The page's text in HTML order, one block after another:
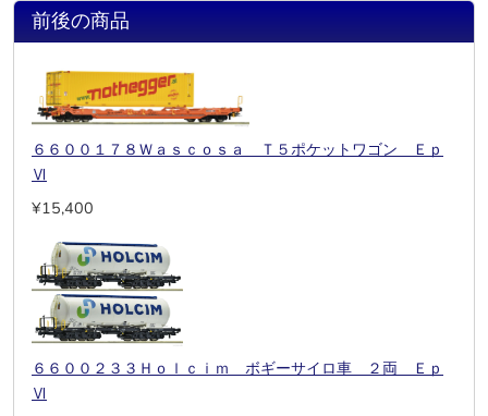
前後の商品
６６００１７８Ｗａｓｃｏｓａ Ｔ５ポケットワゴン Ｅｐ
Ⅵ
¥15,400
６６００２３３Ｈｏｌｃｉｍ ボギーサイロ車 ２両 Ｅｐ
Ⅵ